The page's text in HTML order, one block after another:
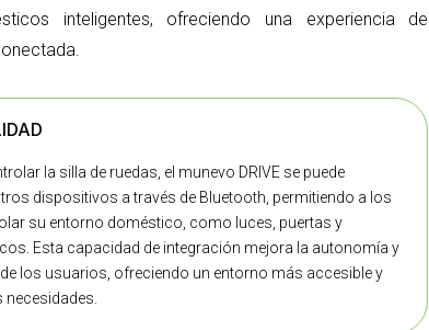
inteligentes, ofreciendo una experiencia de
la silla de ruedas, el munevo DRIVE se puede
dispositivos a través de Bluetooth, permitiendo a los
su entorno doméstico, como luces, puertas y
Esta capacidad de integración mejora la autonomía y
los usuarios, ofreciendo un entorno más accesible y
necesidades.